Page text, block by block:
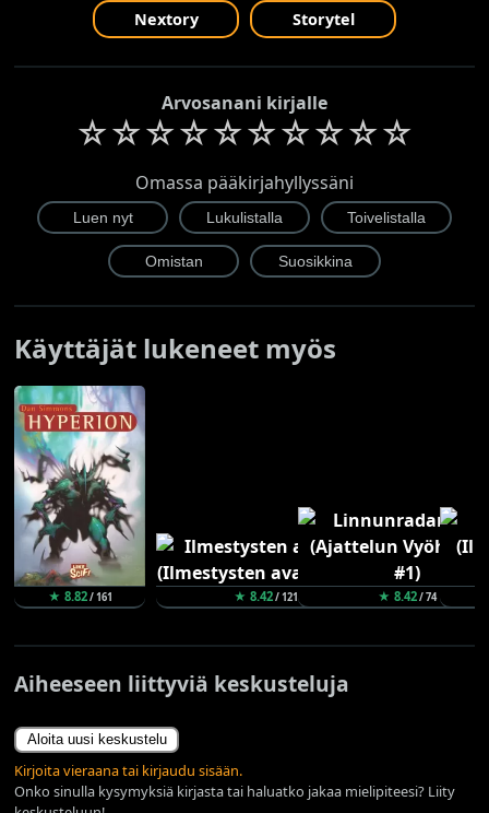
Nextory Storytel
Arvosanani kirjalle
☆☆☆☆☆☆☆☆☆☆
Omassa pääkirjahyllyssäni
Käyttäjät lukeneet myös
★ 8.82/ 161 ★ 8.42/ 121 ★ 8.42/ 74
Aiheeseen liittyviä keskusteluja
Aloita uusi keskustelu
Kirjoita vieraana tai kirjaudu sisään.
Onko sinulla kysymyksiä kirjasta tai haluatko jakaa mielipiteesi? Liity